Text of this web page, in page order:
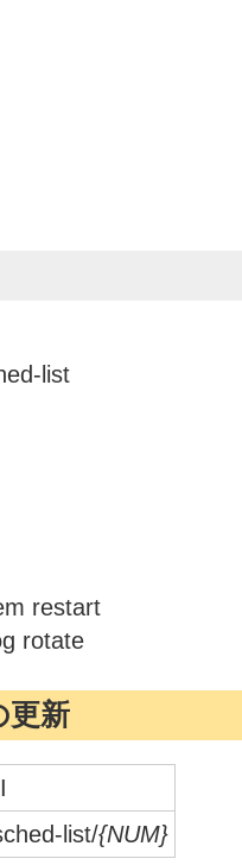
list
restart
rotate
更新
list/{NUM}